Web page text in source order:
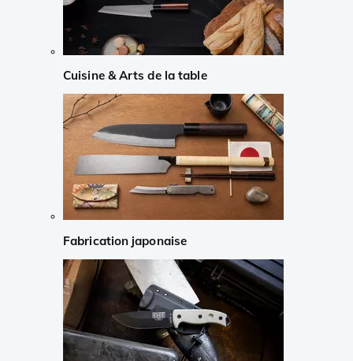
Cuisine & Arts de la table
Fabrication japonaise